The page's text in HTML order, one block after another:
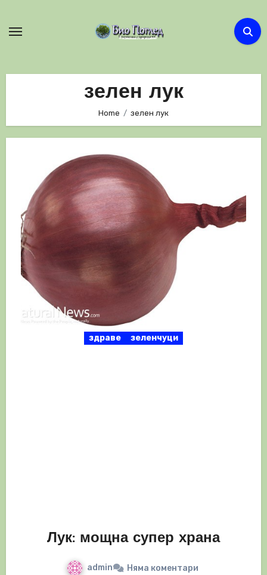
зелен лук
Home зелен лук
здраве зеленчуци
Лук: мощна супер храна
admin Няма коментари